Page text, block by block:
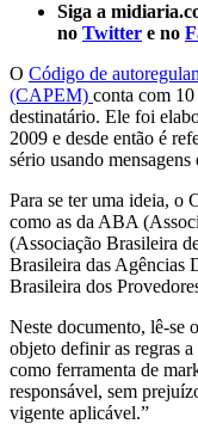
Siga a
no Twitter e no
O Código de
(CAPEM) conta com 10
destinatário. Ele foi
2009 e desde então é
sério usando mensagens
Para se ter uma ideia, o
como as da ABA
(Associação Brasileira
Brasileira das
Brasileira dos
Neste documento, lê-se
objeto definir as regras
como ferramenta de
responsável, sem
vigente aplicável.”